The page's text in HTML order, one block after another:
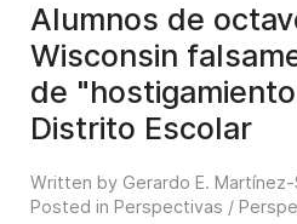
Alumnos de
Wisconsin
de
Distrito Escolar
Written by Gerardo E. Martínez-
Posted in Perspectivas /